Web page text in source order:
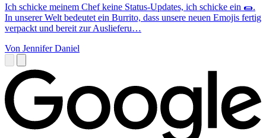
Ich schicke meinem Chef keine Status-Updates, ich schicke ein 🌯.
In unserer Welt bedeutet ein Burrito, dass unsere neuen Emojis fertig
verpackt und bereit zur Auslieferu…
Von Jennifer Daniel